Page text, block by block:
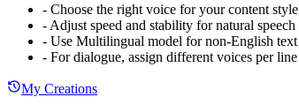
- Choose the right voice for your content style
- Adjust speed and stability for natural speech
- Use Multilingual model for non-English text
- For dialogue, assign different voices per line
My Creations